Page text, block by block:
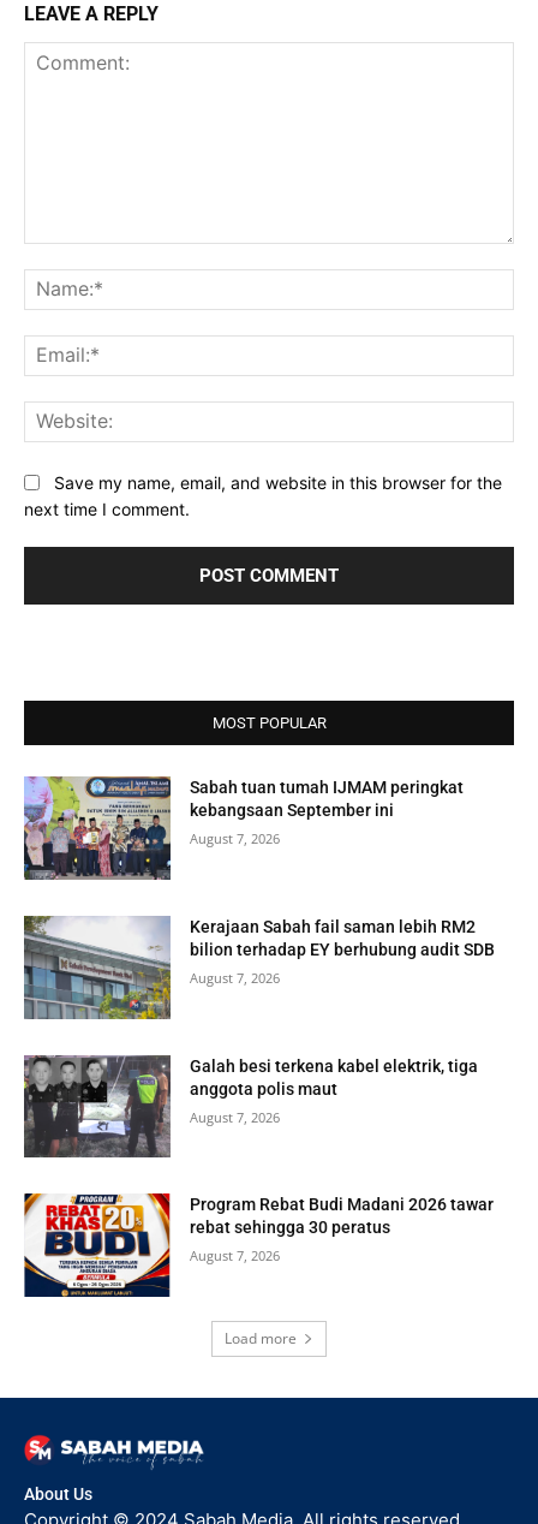
LEAVE A REPLY
Save my name, email, and website in this browser for the
next time I comment.
MOST POPULAR
Sabah tuan tumah IJMAM peringkat
kebangsaan September ini
August 7, 2026
Kerajaan Sabah fail saman lebih RM2
bilion terhadap EY berhubung audit SDB
August 7, 2026
Galah besi terkena kabel elektrik, tiga
anggota polis maut
August 7, 2026
Program Rebat Budi Madani 2026 tawar
rebat sehingga 30 peratus
August 7, 2026
Load more
About Us
Copyright © 2024 Sabah Media. All rights reserved.